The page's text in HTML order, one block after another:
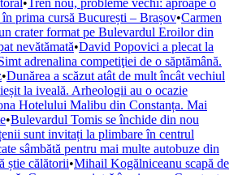
•Tren nou, probleme vechi: aproape o
prima cursă București – Brașov•Carmen
crater format pe Bulevardul Eroilor din
nevătămată•David Popovici a plecat la
adrenalina competiţiei de o săptămână.
•Dunărea a scăzut atât de mult încât vechiul
la iveală. Arheologii au o ocazie
Hotelului Malibu din Constanța. Mai
•Bulevardul Tomis se închide din nou
sunt invitați la plimbare în centrul
sâmbătă pentru mai multe autobuze din
știe călătorii•Mihail Kogălniceanu scapă de